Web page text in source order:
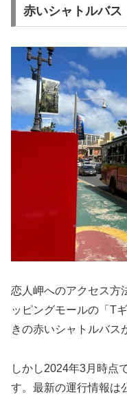
赤いシャトルバス
恋人岬へのアクセス方
ッピングモールの「T
きの赤いシャトルバス
しかし2024年3月時点
す。最新の運行情報は